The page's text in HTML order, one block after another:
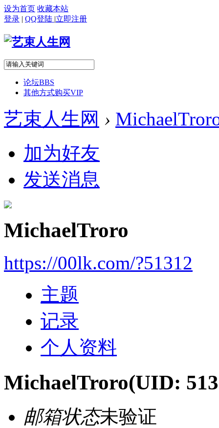
设为首页 收藏本站
登录 | QQ登陆 |立即注册
论坛BBS
其他方式购买VIP
艺束人生网 ›
加为好友
发送消息
MichaelTroro
https://00lk.com/?51312
主题
记录
个人资料
MichaelTroro(UID:
邮箱状态未验证